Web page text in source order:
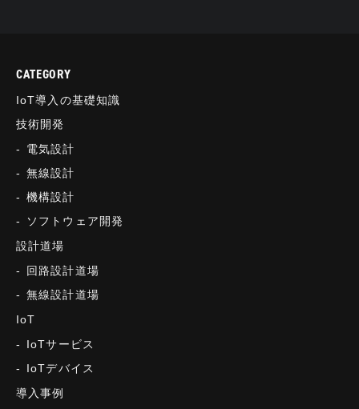
CATEGORY
IoT導入の基礎知識
技術開発
電気設計
無線設計
機構設計
ソフトウェア開発
設計道場
回路設計道場
無線設計道場
IoT
IoTサービス
IoTデバイス
導入事例